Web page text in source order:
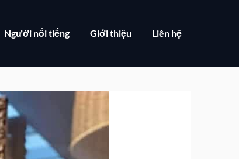
Người nổi tiếng Giới thiệu Liên hệ